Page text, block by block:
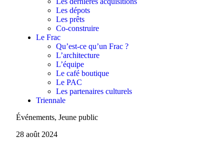
Les dépots
Les prêts
Co-construire
Le Frac
Qu’est-ce qu’un Frac ?
L’architecture
L’équipe
Le café boutique
Le PAC
Les partenaires culturels
Triennale
Événements, Jeune public
28 août 2024